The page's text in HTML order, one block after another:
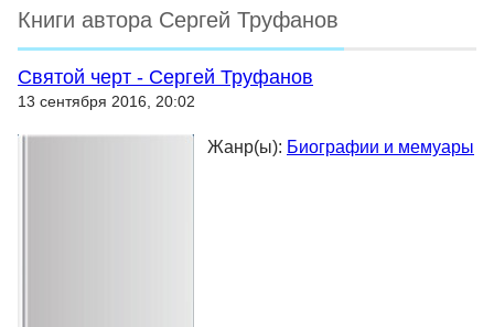
Книги автора Сергей Труфанов
Святой черт - Сергей Труфанов
13 сентября 2016, 20:02
Жанр(ы): Биографии и мемуары